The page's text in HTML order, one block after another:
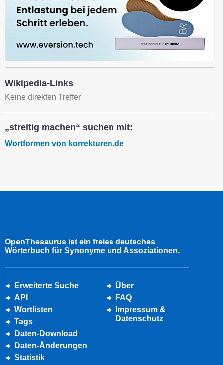
Wikipedia-Links
Keine direkten Treffer
„streitig machen“ suchen mit:
Wortformen von korrekturen.de
OpenThesaurus ist ein freies deutsches
Wörterbuch für Synonyme und Assoziationen.
Erweiterte Suche
API
Wortlisten
Tags
Daten-Download
Daten-Änderungen
Statistik
Über
FAQ
Impressum &
Datenschutz